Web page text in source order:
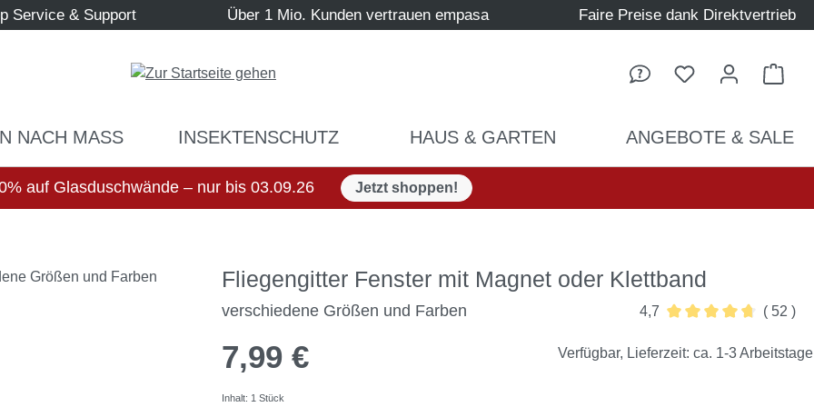
Service & Support Über 1 Mio. Kunden vertrauen empasa Faire Preise dank Direktvertrieb
NACH MASS INSEKTENSCHUTZ HAUS & GARTEN ANGEBOTE & SALE
auf Glasduschwände – nur bis 03.09.26 Jetzt shoppen!
Fliegengitter Fenster mit Magnet oder Klettband
verschiedene Größen und Farben
4,7
( 52 )
7,99 €
Inhalt: 1 Stück
Verfügbar, Lieferzeit: ca. 1-3 Arbeitstage